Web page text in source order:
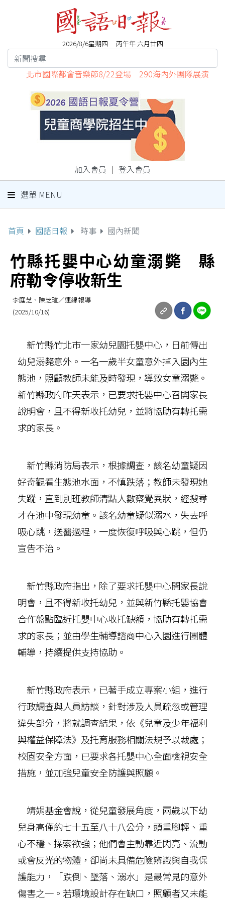
2026/8/6星期四 丙午年 六月廿四
北市國際都會音樂節8/22登場 290海內外團隊展演
加入會員 ｜ 登入會員
選單 MENU
首頁 國語日報 時事 國內新聞
竹縣托嬰中心幼童溺斃 縣
府勒令停收新生
李庭芝、陳芝瑄／連線報導
(2025/10/16)
新竹縣竹北市一家幼兒園托嬰中心，日前傳出
幼兒溺斃意外。一名一歲半女童意外掉入園內生
態池，照顧教師未能及時發現，導致女童溺斃。
新竹縣政府昨天表示，已要求托嬰中心召開家長
說明會，且不得新收托幼兒，並將協助有轉托需
求的家長。
新竹縣消防局表示，根據調查，該名幼童疑因
好奇觀看生態池水面，不慎跌落；教師未發現她
失蹤，直到別班教師清點人數察覺異狀，經搜尋
才在池中發現幼童。該名幼童疑似溺水，失去呼
吸心跳，送醫過程，一度恢復呼吸與心跳，但仍
宣告不治。
新竹縣政府指出，除了要求托嬰中心開家長說
明會，且不得新收托幼兒，並與新竹縣托嬰協會
合作盤點臨近托嬰中心收托缺額，協助有轉托需
求的家長；並由學生輔導諮商中心入園進行團體
輔導，持續提供支持協助。
新竹縣政府表示，已著手成立專案小組，進行
行政調查與人員訪談，針對涉及人員疏忽或管理
違失部分，將就調查結果，依《兒童及少年福利
與權益保障法》及托育服務相關法規予以裁處；
校園安全方面，已要求各托嬰中心全面檢視安全
措施，並加強兒童安全防護與照顧。
靖娟基金會說，從兒童發展角度，兩歲以下幼
兒身高僅約七十五至八十八公分，頭重腳輕、重
心不穩、探索欲強；他們會主動靠近閃亮、流動
或會反光的物體，卻尚未具備危險辨識與自我保
護能力，「跌倒、墜落、溺水」是最常見的意外
傷害之一。若環境設計存在缺口，照顧者又未能